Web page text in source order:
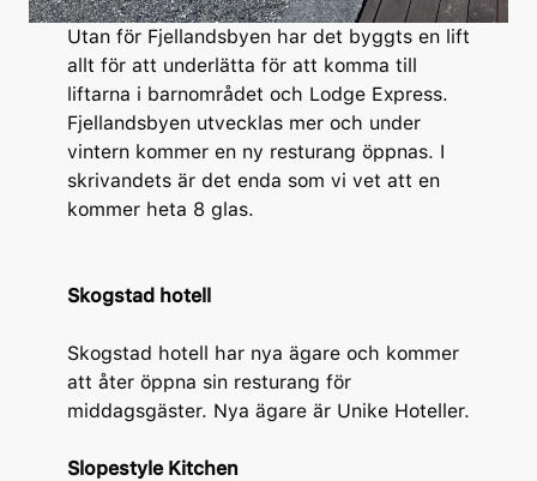
Utan för Fjellandsbyen har det byggts en lift
allt för att underlätta för att komma till
liftarna i barnområdet och Lodge Express.
Fjellandsbyen utvecklas mer och under
vintern kommer en ny resturang öppnas. I
skrivandets är det enda som vi vet att en
kommer heta 8 glas.
Skogstad hotell
Skogstad hotell har nya ägare och kommer
att åter öppna sin resturang för
middagsgäster. Nya ägare är Unike Hoteller.
Slopestyle Kitchen